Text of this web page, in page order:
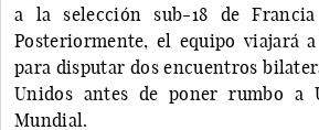
a la selección sub-18 de
Posteriormente, el equipo viajará
para disputar dos encuentros
Unidos antes de poner rumbo a
Mundial.